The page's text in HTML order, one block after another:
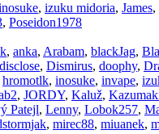
, izuku midoria, James,
, Poseidon1978
, anka, Arabam, blackJag,
disclose, Dismirus, doophy,
hromotlk, inosuke, invape,
, JORDY, Kaluž,
Patejl, Lenny, Lobok257,
, mirec88, miuanek,